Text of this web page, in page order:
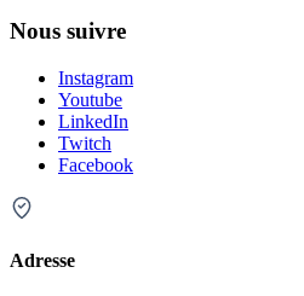
Nous suivre
Instagram
Youtube
LinkedIn
Twitch
Facebook
Adresse